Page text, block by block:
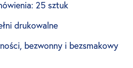
25 sztuk
drukowalne
bezwonny i bezsmakowy